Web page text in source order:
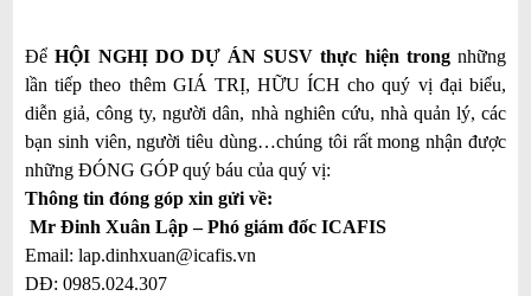
ĐểHỘI NGHỊ DO DỰ ÁN SUSV thực hiện trong những
lần tiếp theo thêm GIÁ TRỊ, HỮU ÍCH cho quý vị đại biểu,
diễn giả, công ty, người dân, nhà nghiên cứu, nhà quản lý, các
bạn sinh viên, người tiêu dùng…chúng tôi rất mong nhận được
những ĐÓNG GÓP quý báu của quý vị:
Thông tin đóng góp xin gửi về:
Mr Đinh Xuân Lập – Phó giám đốc ICAFIS
Email:lap.dinhxuan@icafis.vn
DĐ: 0985.024.307